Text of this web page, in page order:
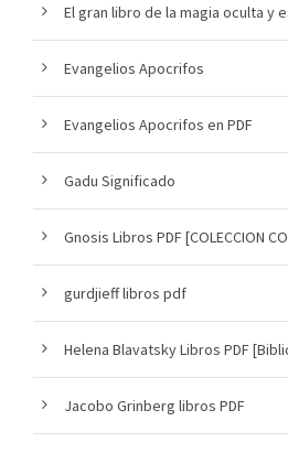
El gran libro de la magia oculta y
Evangelios Apocrifos
Evangelios Apocrifos en PDF
Gadu Significado
Gnosis Libros PDF [COLECCION
gurdjieff libros pdf
Helena Blavatsky Libros PDF
Jacobo Grinberg libros PDF